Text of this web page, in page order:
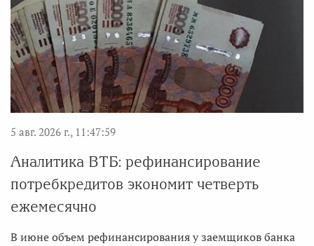
5 авг. 2026 г., 11:47:59
Аналитика ВТБ: рефинансирование
потребкредитов экономит четверть
ежемесячно
В июне объем рефинансирования у заемщиков банка